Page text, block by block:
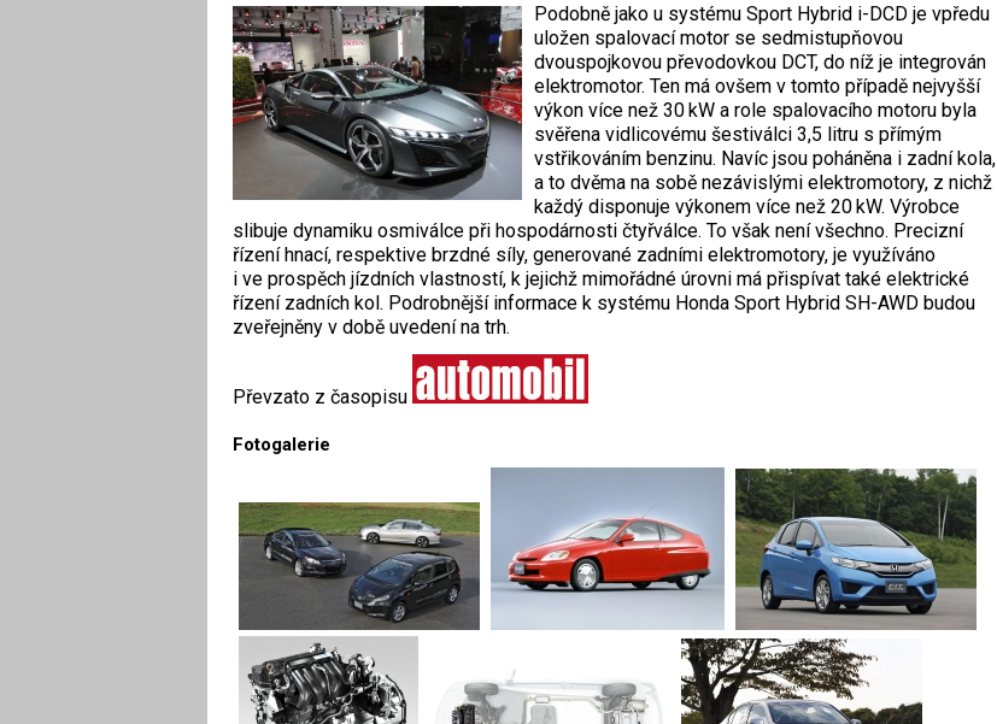
Podobně jako u systému Sport Hybrid i-DCD je vpředu
uložen spalovací motor se sedmistupňovou
dvouspojkovou převodovkou DCT, do níž je integrován
elektromotor. Ten má ovšem v tomto případě nejvyšší
výkon více než 30 kW a role spalovacího motoru byla
svěřena vidlicovému šestiválci 3,5 litru s přímým
vstřikováním benzinu. Navíc jsou poháněna i zadní kola,
a to dvěma na sobě nezávislými elektromotory, z nichž
každý disponuje výkonem více než 20 kW. Výrobce
slibuje dynamiku osmiválce při hospodárnosti čtyřválce. To však není všechno. Precizní
řízení hnací, respektive brzdné síly, generované zadními elektromotory, je využíváno
i ve prospěch jízdních vlastností, k jejichž mimořádné úrovni má přispívat také elektrické
řízení zadních kol. Podrobnější informace k systému Honda Sport Hybrid SH-AWD budou
zveřejněny v době uvedení na trh.
Převzato z časopisu
Fotogalerie